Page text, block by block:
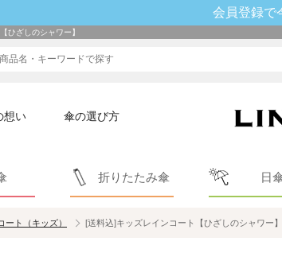
会員登録で
ひざしのシャワー】
想い 傘の選び方
折りたたみ傘 日
ート（キッズ） [送料込]キッズレインコート【ひざしのシャワー】